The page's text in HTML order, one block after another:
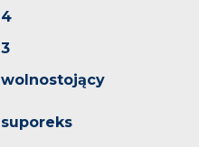
4
3
wolnostojący
suporeks